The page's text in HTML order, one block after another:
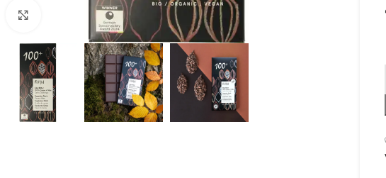
Klik om te vergroten